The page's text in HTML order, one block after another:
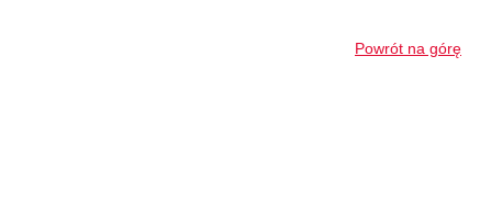
Powrót na górę